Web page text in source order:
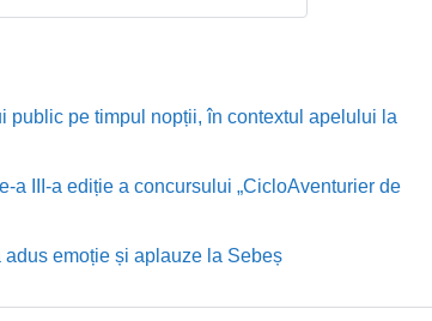
public pe timpul nopții, în contextul apelului la
a III-a ediție a concursului „CicloAventurier de
emoție și aplauze la Sebeș